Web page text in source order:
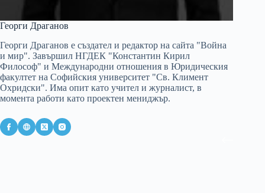
Георги Драганов
Георги Драганов е създател и редактор на сайта "Война
и мир". Завършил НГДЕК "Константин Кирил
Философ" и Международни отношения в Юридическия
факултет на Софийския университет "Св. Климент
Охридски". Има опит като учител и журналист, в
момента работи като проектен мениджър.